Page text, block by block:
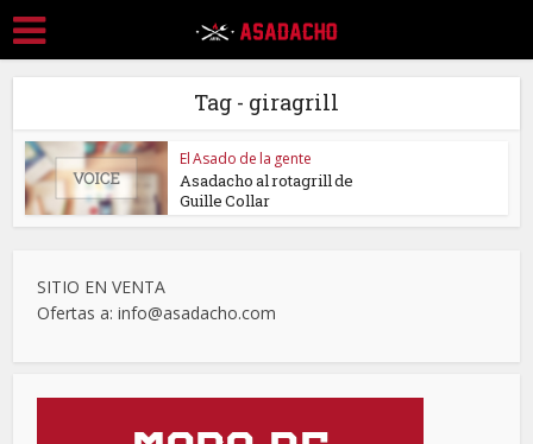
Tag - giragrill
El Asado de la gente
Asadacho al rotagrill de
Guille Collar
SITIO EN VENTA
Ofertas a: info@asadacho.com